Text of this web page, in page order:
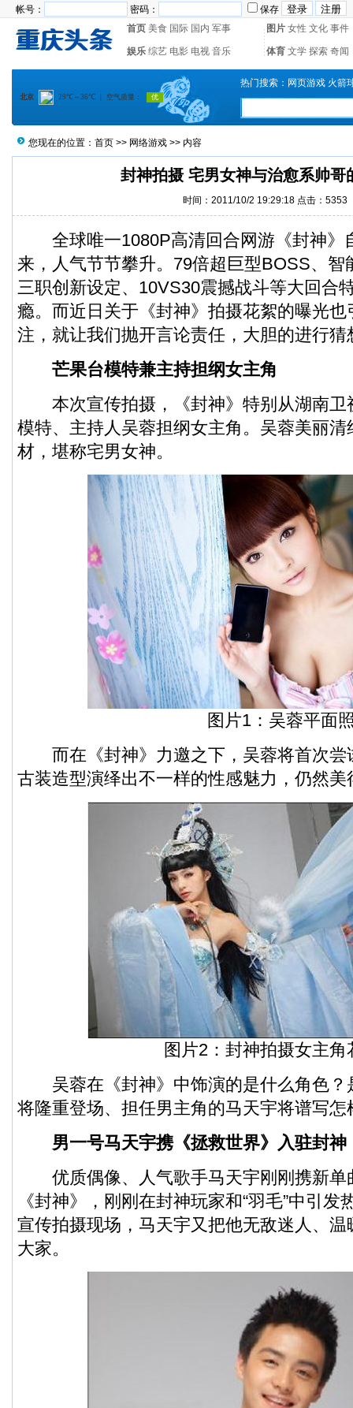
帐号： 密码：
保存
首页 美食 国际 国内 军事 图片 女性 文化 事件
娱乐 综艺 电影 电视 音乐 体育 文学 探索 奇闻
热门搜索： 网页游戏 火箭
您现在的位置： 首页 >> 网络游戏 >> 内容
封神拍摄 宅男女神与治愈系帅哥
时间：2011/10/2 19:29:18 点击：5353
全球唯一1080P高清回合网游《封神》
来，人气节节攀升。79倍超巨型BOSS、智
三职创新设定、10VS30震撼战斗等大回合
瘾。而近日关于《封神》拍摄花絮的曝光
注，就让我们抛开言论责任，大胆的进行猜
芒果台模特兼主持担纲女主角
本次宣传拍摄，《封神》特别从湖南卫
模特、主持人吴蓉担纲女主角。吴蓉美丽
材，堪称宅男女神。
图片1：吴蓉平面
而在《封神》力邀之下，吴蓉将首次尝
古装造型演绎出不一样的性感魅力，仍然
图片2：封神拍摄女主角
吴蓉在《封神》中饰演的是什么角色？
将隆重登场、担任男主角的马天宇将谱写怎
男一号马天宇携《拯救世界》入驻封神
优质偶像、人气歌手马天宇刚刚携新单
《封神》，刚刚在封神玩家和“羽毛”中引发
宣传拍摄现场，马天宇又把他无敌迷人、
大家。